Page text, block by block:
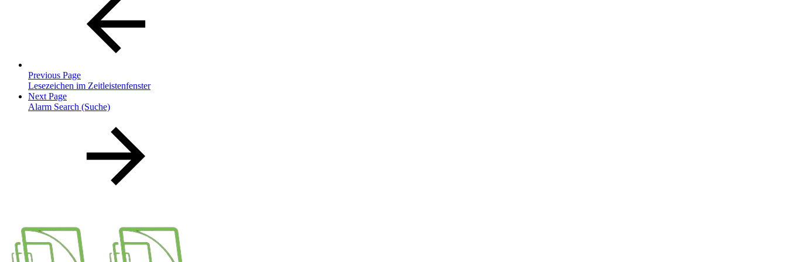
Previous Page
Lesezeichen im Zeitleistenfenster
Next Page
Alarm Search (Suche)